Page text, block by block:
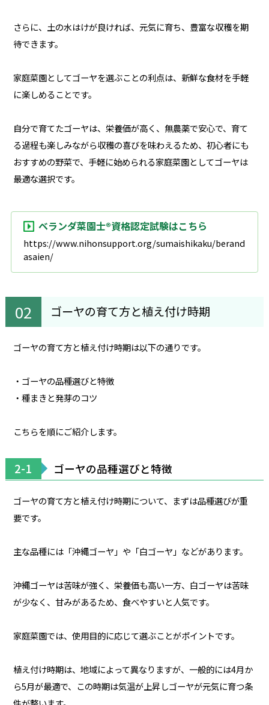
さらに、土の水はけが良ければ、元気に育ち、豊富な収穫を期
待できます。
家庭菜園としてゴーヤを選ぶことの利点は、新鮮な食材を手軽
に楽しめることです。
自分で育てたゴーヤは、栄養価が高く、無農薬で安心で、育て
る過程も楽しみながら収穫の喜びを味わえるため、初心者にも
おすすめの野菜で、手軽に始められる家庭菜園としてゴーヤは
最適な選択です。
ベランダ菜園士®資格認定試験はこちら
https://www.nihonsupport.org/sumaishikaku/berand
asaien/
ゴーヤの育て方と植え付け時期
ゴーヤの育て方と植え付け時期は以下の通りです。
・ゴーヤの品種選びと特徴
・種まきと発芽のコツ
こちらを順にご紹介します。
2-1 ゴーヤの品種選びと特徴
ゴーヤの育て方と植え付け時期について、まずは品種選びが重
要です。
主な品種には「沖縄ゴーヤ」や「白ゴーヤ」などがあります。
沖縄ゴーヤは苦味が強く、栄養価も高い一方、白ゴーヤは苦味
が少なく、甘みがあるため、食べやすいと人気です。
家庭菜園では、使用目的に応じて選ぶことがポイントです。
植え付け時期は、地域によって異なりますが、一般的には4月か
ら5月が最適で、この時期は気温が上昇しゴーヤが元気に育つ条